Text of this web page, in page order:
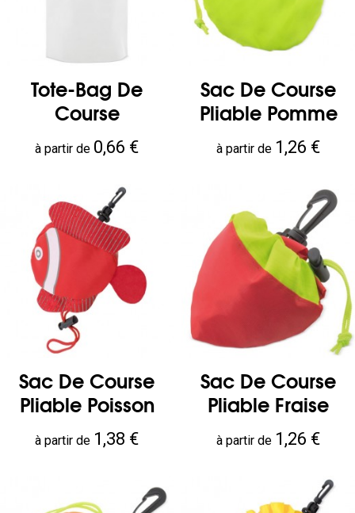
Tote-Bag De
Course
Prix
à partir de 0,66 €
Sac De Course
Pliable Pomme
Prix
à partir de 1,26 €
Sac De Course
Pliable Poisson
Prix
à partir de 1,38 €
Sac De Course
Pliable Fraise
Prix
à partir de 1,26 €